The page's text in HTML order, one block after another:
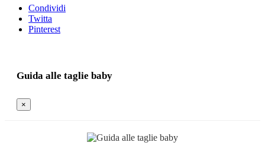
Condividi
Twitta
Pinterest
Guida alle taglie baby
×